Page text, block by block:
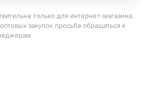
только для интернет-магазина.
закупок просьба обращаться к